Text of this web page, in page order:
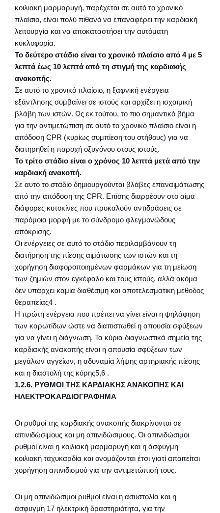
κοιλιακή μαρμαρυγή, παρέχεται σε αυτό το χρονικό
πλαίσιο, είναι πολύ πιθανό να επαναφέρει την καρδιακή
λειτουργία και να αποκαταστήσει την αυτόματη
κυκλοφορία.
Το δεύτερο στάδιο είναι το χρονικό πλαίσιο από 4 με 5
λεπτά έως 10 λεπτά από τη στιγμή της καρδιακής
ανακοπής.
Σε αυτό το χρονικό πλαίσιο, η ξαφνική ενέργεια
εξάντλησης συμβαίνει σε ιστούς και αρχίζει η ισχαιμική
βλάβη των ιστών. Ως εκ τούτου, το πιο σημαντικό βήμα
για την αντιμετώπιση σε αυτό το χρονικό πλαίσιο είναι η
απόδοση CPR (κυρίως συμπίεση του στήθους) για να
διατηρηθεί η παροχή οξυγόνου στους ιστούς.
Το τρίτο στάδιο είναι ο χρόνος 10 λεπτά μετά από την
καρδιακή ανακοπή.
Σε αυτό το στάδιο δημιουργούνται βλάβες επαναιμάτωσης
από την απόδοση της CPR. Επίσης διαρρέουν στο αίμα
διάφορες κυτοκίνες που προκαλούν αντιδράσεις σε
παρόμοια μορφή με το σύνδρομο φλεγμονώδους
απόκρισης.
Οι ενέργειες σε αυτό το στάδιο περιλαμβάνουν τη
διατήρηση της πίεσης αιμάτωσης των ιστών και τη
χορήγηση διαφοροποιημένων φαρμάκων για τη μείωση
των ζημιών στον εγκέφαλο και τους ιστούς, αλλά ακόμα
δεν υπάρχει καμία διαθέσιμη και αποτελεσματική μέθοδος
θεραπείας4 .
Η πρώτη ενέργεια που πρέπει να γίνει είναι η ψηλάφηση
των καρωτίδων ώστε να διαπιστωθεί η απουσία σφύξεων
για να γίνει η διάγνωση. Τα κύρια διαγνωστικά σημεία της
καρδιακής ανακοπής είναι η απουσία σφύξεων των
μεγάλων αγγείων, η αδυναμία λήψης αρτηριακής πίεσης
και η διαστολή της κόρης5,6 .
1.2.6. ΡΥΘΜΟΙ ΤΗΣ ΚΑΡΔΙΑΚΗΣ ΑΝΑΚΟΠΗΣ ΚΑΙ
ΗΛΕΚΤΡΟΚΑΡΔΙΟΓΡΑΦΗΜΑ
Οι ρυθμοί της καρδιακής ανακοπής διακρίνονται σε
απινιδώσιμους και μη απινιδώσιμους. Οι απινιδώσιμοι
ρυθμοί είναι η κοιλιακή μαρμαρυγή και η άσφυγμη
κοιλιακή ταχυκαρδία και ονομάζονται έτσι γιατί απαιτείται
χορήγηση απινιδισμού για την αντιμετώπισή τους.
Οι μη απινιδώσιμοι ρυθμοί είναι η ασυστολία και η
άσφυγμη 17 ηλεκτρική δραστηριότητα, για την